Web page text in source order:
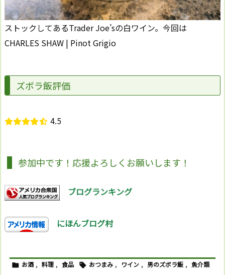
ストックしてあるTrader Joe’sの白ワイン。今回は
CHARLES SHAW | Pinot Grigio
ズボラ飯評価
4.5
参加中です！応援よろしくお願いします！
ブログランキング
にほんブログ村
 お酒 , 料理 , 食品  おつまみ , ワイン , 男のズボラ飯 , 魚介類